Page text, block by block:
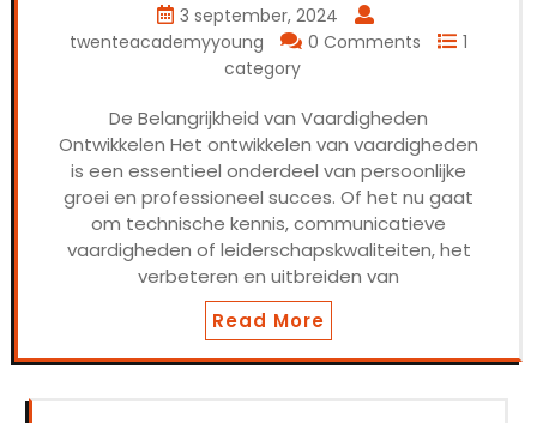
3 september, 2024
twenteacademyyoung
0 Comments
1
category
De Belangrijkheid van Vaardigheden
Ontwikkelen Het ontwikkelen van vaardigheden
is een essentieel onderdeel van persoonlijke
groei en professioneel succes. Of het nu gaat
om technische kennis, communicatieve
vaardigheden of leiderschapskwaliteiten, het
verbeteren en uitbreiden van
Read More